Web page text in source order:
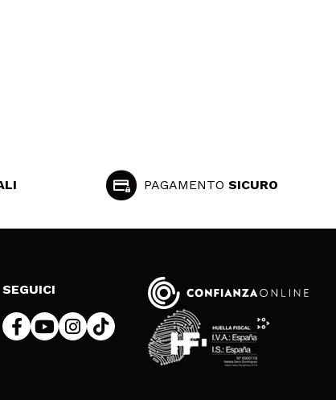
PAGAMENTO SICURO
SEGUICI